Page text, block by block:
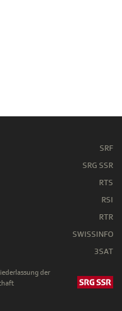
SRF
SRG SSR
RTS
RSI
RTR
SWISSINFO
3SAT
der